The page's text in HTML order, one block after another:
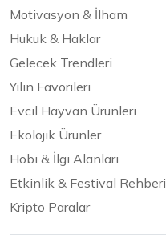
Motivasyon & İlham
Hukuk & Haklar
Gelecek Trendleri
Yılın Favorileri
Evcil Hayvan Ürünleri
Ekolojik Ürünler
Hobi & İlgi Alanları
Etkinlik & Festival Rehberi
Kripto Paralar